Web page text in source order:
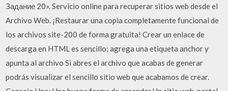
Задание 20». Servicio online para recuperar sitios web desde el
Archivo Web. ¡Restaurar una copia completamente funcional de
los archivos site-200 de forma gratuita! Crear un enlace de
descarga en HTML es sencillo; agrega una etiqueta anchor y
apunta al archivo Si abres el archivo que acabas de generar
podrás visualizar el sencillo sitio web que acabamos de crear.